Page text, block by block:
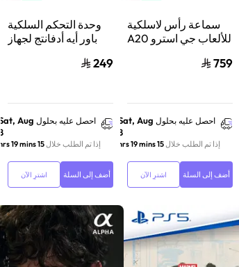
سماعة رأس لاسلكية
للألعاب جي استرو A20
759
احصل عليه بحلول Sat, Aug
8
إذا تم الطلب خلال15 hrs 19 mins
أضف إلى السلة اشترِ الآن
وحدة التحكم السلكية
باور أيه أدفانتج لجهاز
249
احصل عليه بحلول Sat, Aug
8
إذا تم الطلب خلال15 hrs 19 mins
أضف إلى السلة اشترِ الآن